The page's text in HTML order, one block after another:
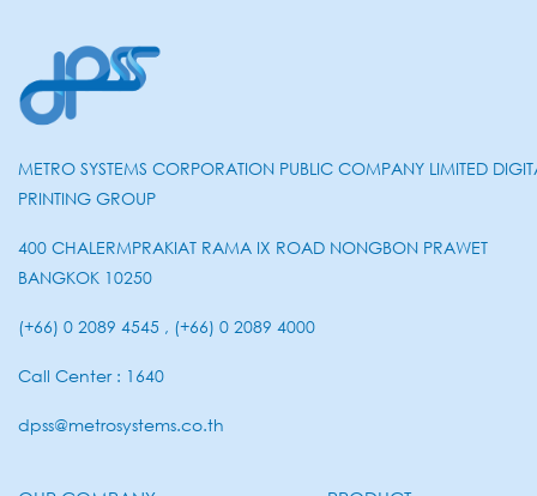
METRO SYSTEMS CORPORATION PUBLIC COMPANY LIMITED
PRINTING GROUP
400 CHALERMPRAKIAT RAMA IX ROAD NONGBON PRAWET
BANGKOK 10250
(+66) 0 2089 4545 , (+66) 0 2089 4000
Call Center : 1640
dpss@metrosystems.co.th